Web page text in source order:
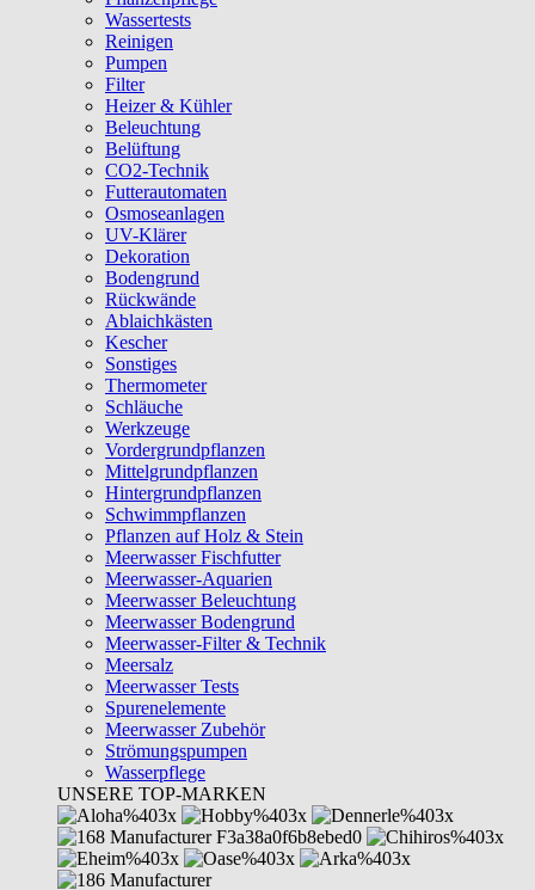
Wassertests
Reinigen
Pumpen
Filter
Heizer & Kühler
Beleuchtung
Belüftung
CO2-Technik
Futterautomaten
Osmoseanlagen
UV-Klärer
Dekoration
Bodengrund
Rückwände
Ablaichkästen
Kescher
Sonstiges
Thermometer
Schläuche
Werkzeuge
Vordergrundpflanzen
Mittelgrundpflanzen
Hintergrundpflanzen
Schwimmpflanzen
Pflanzen auf Holz & Stein
Meerwasser Fischfutter
Meerwasser-Aquarien
Meerwasser Beleuchtung
Meerwasser Bodengrund
Meerwasser-Filter & Technik
Meersalz
Meerwasser Tests
Spurenelemente
Meerwasser Zubehör
Strömungspumpen
Wasserpflege
UNSERE TOP-MARKEN